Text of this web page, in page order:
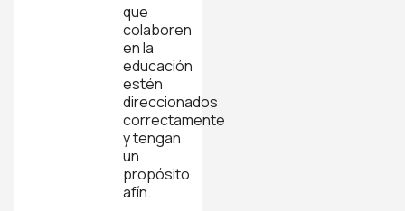
que
colaboren
en la
educación
estén
direccionados
correctamente
y tengan
un
propósito
afín.